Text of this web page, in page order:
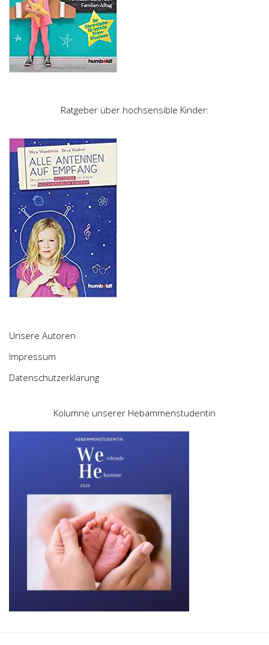
Ratgeber über hochsensible Kinder:
Unsere Autoren
Impressum
Datenschutzerklärung
Kolumne unserer Hebammenstudentin